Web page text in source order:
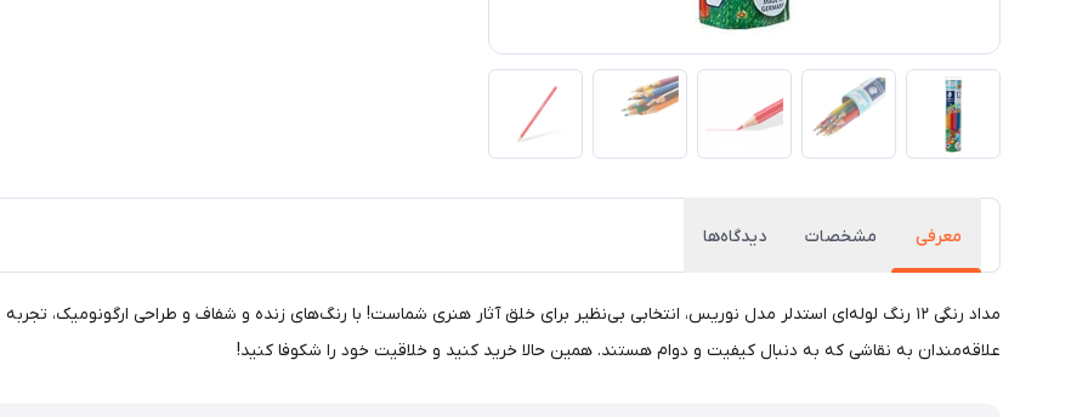
معرفی مشخصات دیدگاه‌ها
مداد رنگی ۱۲ رنگ لوله‌ای استدلر مدل نوریس، انتخابی بی‌نظیر برای خلق آثار هنری شماست! با رنگ‌های زنده و شفاف و طراحی ارگونومیک،
علاقه‌مندان به نقاشی که به دنبال کیفیت و دوام هستند. همین حالا خرید کنید و خلاقیت خود را شکوفا کنید!